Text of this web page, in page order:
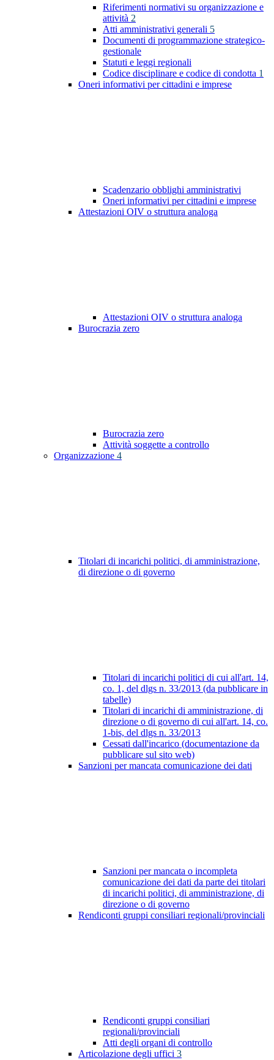
Riferimenti normativi su organizzazione e
attività 2
Atti amministrativi generali 5
Documenti di programmazione strategico-
gestionale
Statuti e leggi regionali
Codice disciplinare e codice di condotta 1
Oneri informativi per cittadini e imprese
Scadenzario obblighi amministrativi
Oneri informativi per cittadini e imprese
Attestazioni OIV o struttura analoga
Attestazioni OIV o struttura analoga
Burocrazia zero
Burocrazia zero
Attività soggette a controllo
Organizzazione 4
Titolari di incarichi politici, di amministrazione,
di direzione o di governo
Titolari di incarichi politici di cui all'art. 14,
co. 1, del dlgs n. 33/2013 (da pubblicare in
tabelle)
Titolari di incarichi di amministrazione, di
direzione o di governo di cui all'art. 14, co.
1-bis, del dlgs n. 33/2013
Cessati dall'incarico (documentazione da
pubblicare sul sito web)
Sanzioni per mancata comunicazione dei dati
Sanzioni per mancata o incompleta
comunicazione dei dati da parte dei titolari
di incarichi politici, di amministrazione, di
direzione o di governo
Rendiconti gruppi consiliari regionali/provinciali
Rendiconti gruppi consiliari
regionali/provinciali
Atti degli organi di controllo
Articolazione degli uffici 3